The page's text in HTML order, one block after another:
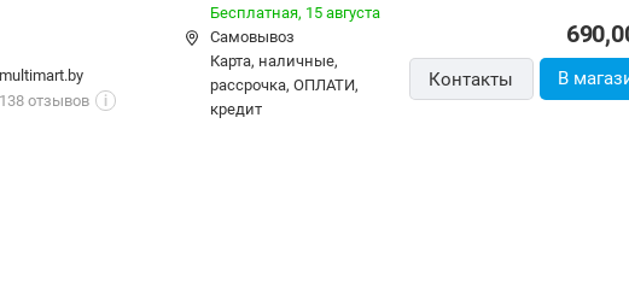
multimart.by
138 отзывов
i
Бесплатная, 15 августа
Самовывоз
карта, наличные,
рассрочка, ОПЛАТИ,
кредит
Контакты В